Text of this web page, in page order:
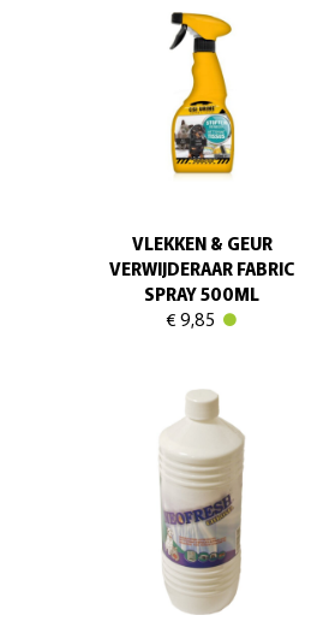
VLEKKEN & GEUR
VERWIJDERAAR FABRIC
SPRAY 500ML
€ 9,85